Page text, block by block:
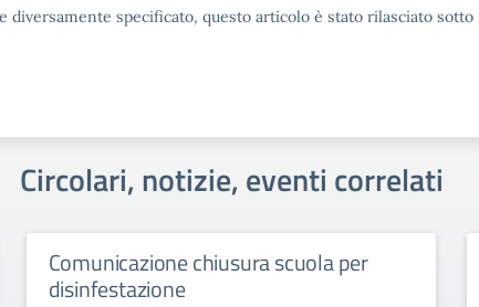
diversamente specificato, questo articolo è stato rilasciato
Circolari, notizie, eventi correlati
Comunicazione chiusura scuola per
disinfestazione